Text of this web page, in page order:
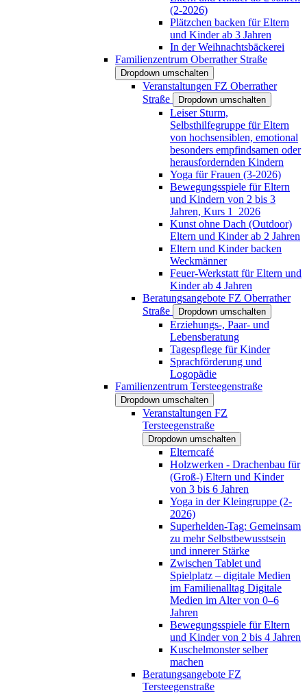
(2-2026)
Plätzchen backen für Eltern
und Kinder ab 3 Jahren
In der Weihnachtsbäckerei
Familienzentrum Oberrather Straße
Dropdown umschalten
Veranstaltungen FZ Oberrather
Straße
Dropdown umschalten
Leiser Sturm,
Selbsthilfegruppe für Eltern
von hochsensiblen, emotional
besonders empfindsamen oder
herausfordernden Kindern
Yoga für Frauen (3-2026)
Bewegungsspiele für Eltern
und Kindern von 2 bis 3
Jahren, Kurs 1_2026
Kunst ohne Dach (Outdoor)
Eltern und Kinder ab 2 Jahren
Eltern und Kinder backen
Weckmänner
Feuer-Werkstatt für Eltern und
Kinder ab 4 Jahren
Beratungsangebote FZ Oberrather
Straße
Dropdown umschalten
Erziehungs-, Paar- und
Lebensberatung
Tagespflege für Kinder
Sprachförderung und
Logopädie
Familienzentrum Tersteegenstraße
Dropdown umschalten
Veranstaltungen FZ
Tersteegenstraße
Dropdown umschalten
Elterncafé
Holzwerken - Drachenbau für
(Groß-) Eltern und Kinder
von 3 bis 6 Jahren
Yoga in der Kleingruppe (2-
2026)
Superhelden-Tag: Gemeinsam
zu mehr Selbstbewusstsein
und innerer Stärke
Zwischen Tablet und
Spielplatz – digitale Medien
im Familienalltag Digitale
Medien im Alter von 0–6
Jahren
Bewegungsspiele für Eltern
und Kinder von 2 bis 4 Jahren
Kuschelmonster selber
machen
Beratungsangebote FZ
Tersteegenstraße